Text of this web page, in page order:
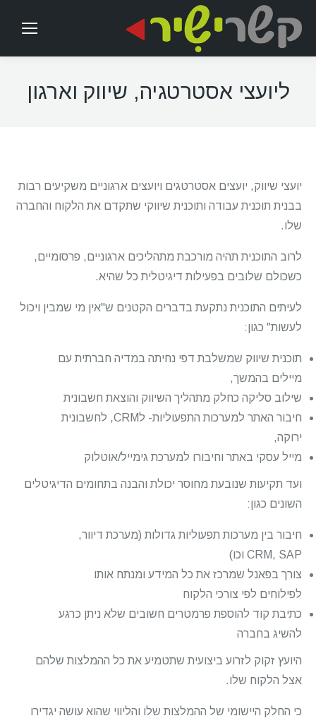
ליועצי אסטרטגיה, שיווק וארגון
יועצי שיווק, יועצים אסטרטגים ויועצים ארגוניים משקיעים רבות
בבנית תוכנית עבודה ותוכנית שיווקי שתקדם את הלקוח והחברה
שלו.
לרוב התוכנית תהיה מורכבת מתהליכים ארגוניים, פרסומיים,
כשכולם שלובים בפעילות דיגיטלית כל שהיא.
לעיתים התוכנית נתקעת בדברים הקטנים ש"אין מי שמבין ויכול
לעשות" כגון:
תוכנית שיווק שמשלבת דפי נחיתה במדיה חברתית עם
מיילים בהמשך,
שילוב סליקה כחלק מתהליך השיווק והוצאת חשבונית
חיבור האתר למערכות התפעוליות- לCRM, לחשבונית
ירוקה,
מייל עסקי באתר וחיבורו למערכת גימייל/אוטלוק
ועד תקיעות שנובעת מחוסר יכולת והבנה בתחומים הדיגיטלים
השונים כגון:
חיבור בין מערכות תפעוליות גדולות (מערכת דיוור,
CRM, SAP וכו)
צורך בפאנל שמרכז את כל המידע ומנתח אותו
לפילוחים לפי צורכי הלקוח
כתיבת קוד להוספת פרמטרים חשובים שלא ניתן כרגע
להשיג בחברה
היועץ זקוק לזרוע ביצועית שתטמיע את כל ההמלצות שלהם
אצל הלקוח שלו.
כי החלק היישומי של ההמלצות שלו והליווי שהוא עושה יגדירו